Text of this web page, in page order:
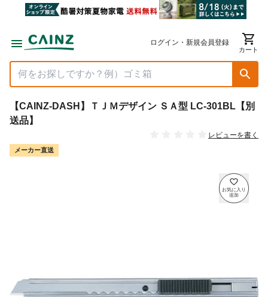
ログイン・新規会員登録
カート
【CAINZ-DASH】ＴＪＭデザイン ＳＡ型 LC-301BL【別
送品】
レビューを書く
メーカー直送